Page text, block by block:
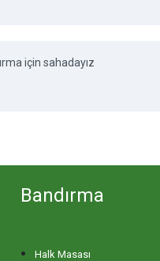
için sahadayız
Bandırma
Halk Masası